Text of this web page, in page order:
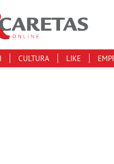
CULTURA LIKE